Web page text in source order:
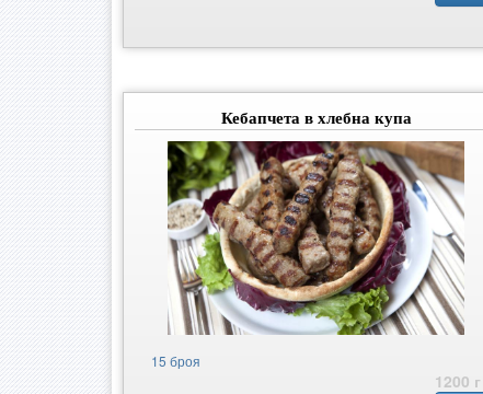
Кебапчета в хлебна купа
15 броя
1200 г